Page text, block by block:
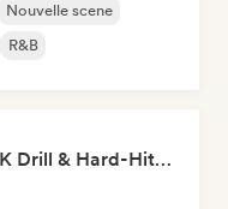
Nouvelle scene
R&B
It's a Trap! 💥 Drill, UK Drill & Hard-Hitting Trap